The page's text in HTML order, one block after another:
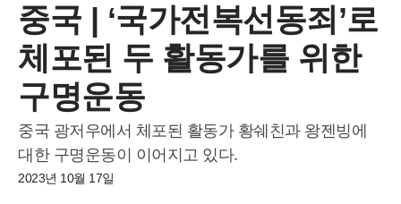
중국 | ‘국가전복선동죄’로
체포된 두 활동가를 위한
구명운동
중국 광저우에서 체포된 활동가 황쉐친과 왕젠빙에
대한 구명운동이 이어지고 있다.
2023년 10월 17일